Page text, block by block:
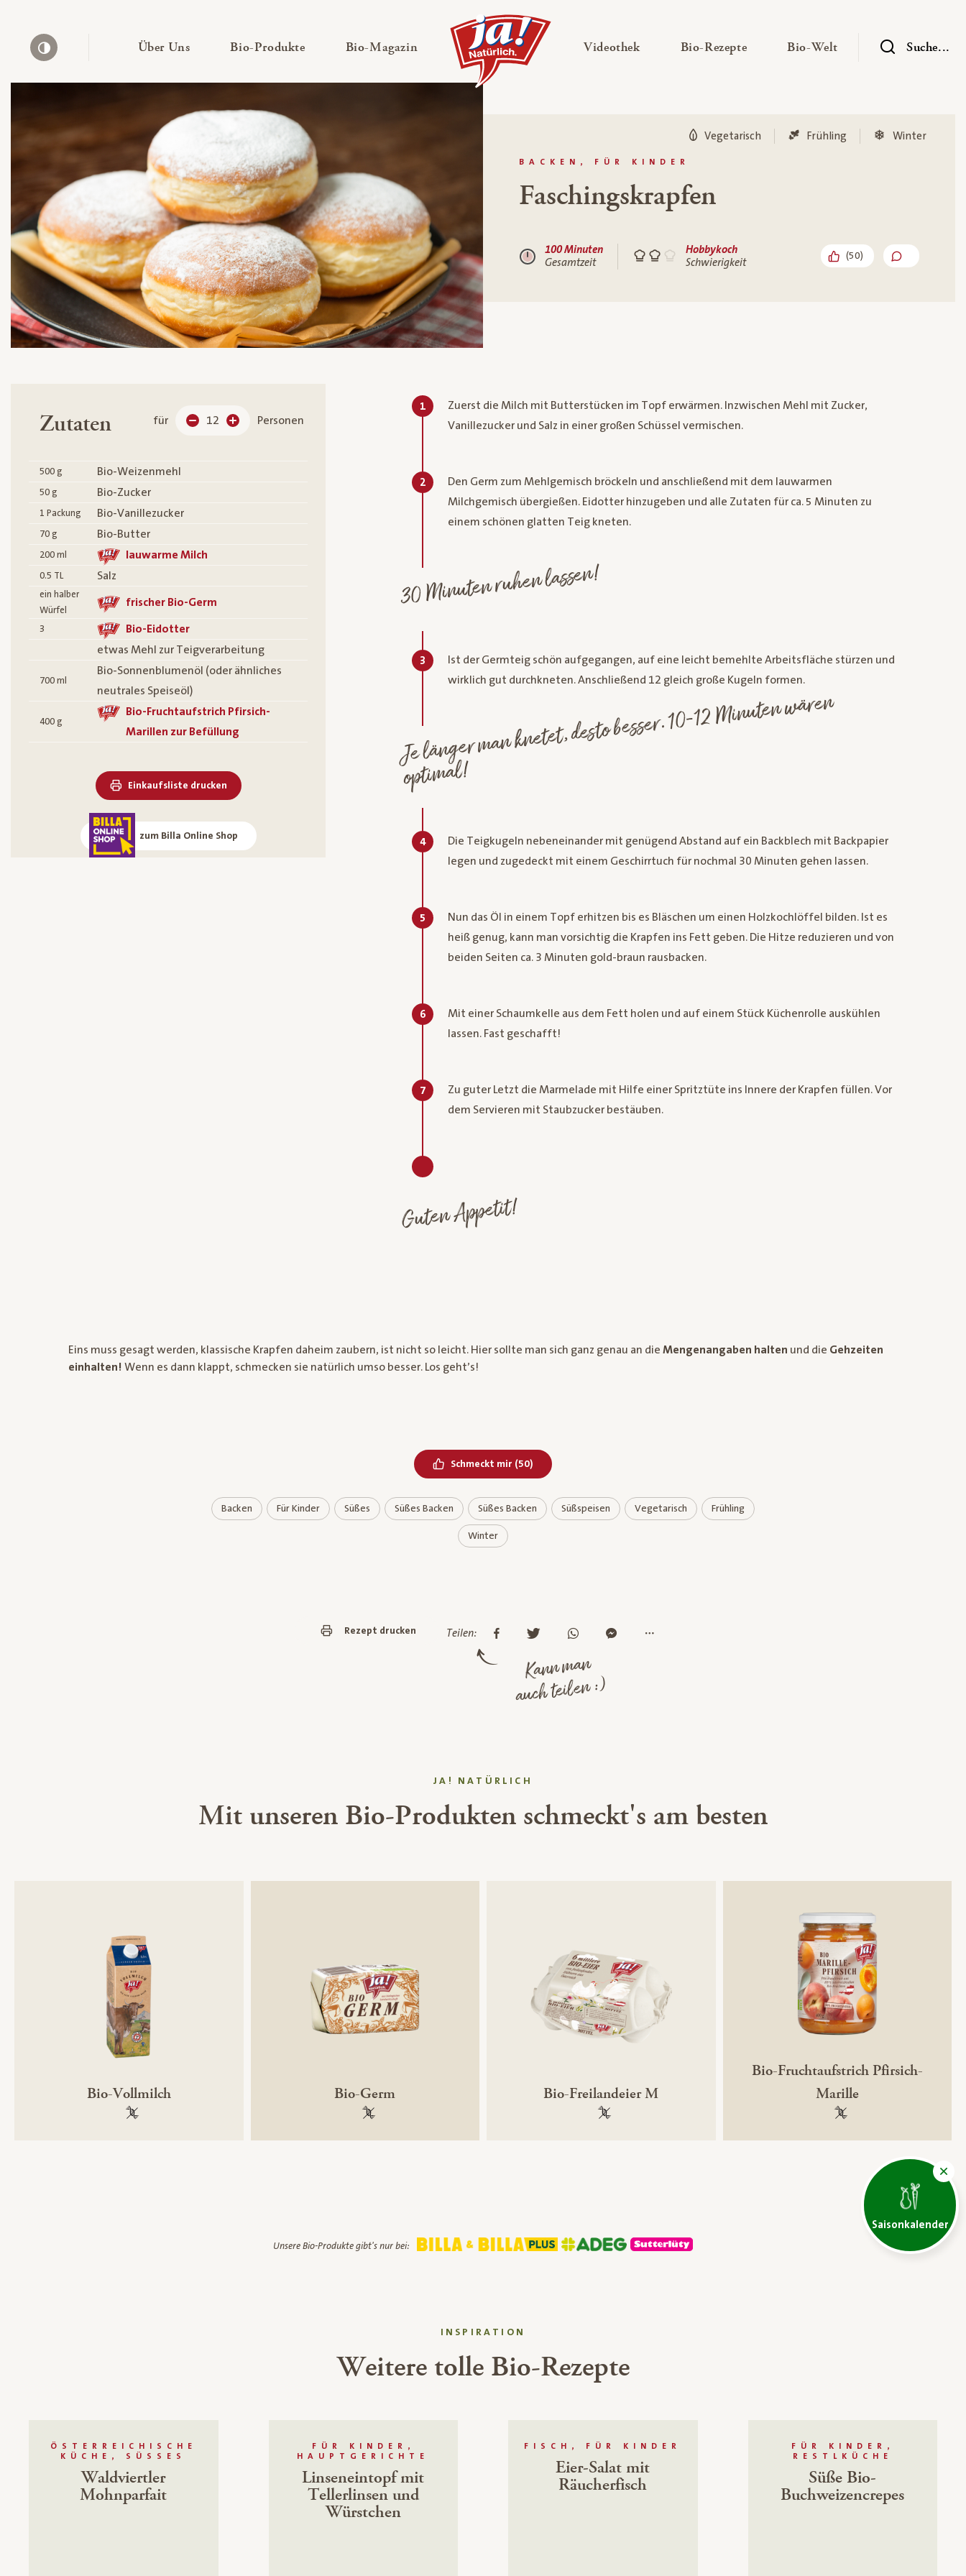
Über Uns— Untermenü ausklappen
Bio-Produkte— Untermenü ausklappen
Bio-Magazin — Untermenü ausklappen Videothek— Untermenü ausklappen
Bio-Rezepte— Untermenü ausklappen
Bio-Welt — UntermenüSuche...
Saisonkalender
BACKEN, FÜR KINDER
Vegetarisch Frühling Winter
Faschingskrapfen
100 Minuten
Gesamtzeit
Hobbykoch
Schwierigkeit
(50)
Zutaten für 12 Personen
500 g Bio-Weizenmehl
50 g Bio-Zucker
1 Packung Bio-Vanillezucker
70 g Bio-Butter
200 ml lauwarme Milch
0.5 TL Salz
ein halber
Würfel
frischer Bio-Germ
3
Bio-Eidotter
etwas Mehl zur Teigverarbeitung
700 ml
Bio-Sonnenblumenöl (oder ähnliches
neutrales Speiseöl)
400 g
Bio-Fruchtaufstrich Pfirsich-
Marillen zur Befüllung
Einkaufsliste drucken
zum Billa Online Shop
1
Zuerst die Milch mit Butterstücken im Topf erwärmen. Inzwischen Mehl mit Zucker,
Vanillezucker und Salz in einer großen Schüssel vermischen.
2
Den Germ zum Mehlgemisch bröckeln und anschließend mit dem lauwarmen
Milchgemisch übergießen. Eidotter hinzugeben und alle Zutaten für ca. 5 Minuten zu
einem schönen glatten Teig kneten.
30 Minuten ruhen lassen!
3
Ist der Germteig schön aufgegangen, auf eine leicht bemehlte Arbeitsfläche stürzen und
wirklich gut durchkneten. Anschließend 12 gleich große Kugeln formen.
Je länger
man knetet, desto besser. 10-12
Minuten
wären
opti
mal!
4
Die Teigkugeln nebeneinander mit genügend Abstand auf ein Backblech mit Backpapier
legen und zugedeckt mit einem Geschirrtuch für nochmal 30 Minuten gehen lassen.
5
Nun das Öl in einem Topf erhitzen bis es Bläschen um einen Holzkochlöffel bilden. Ist es
heiß genug, kann man vorsichtig die Krapfen ins Fett geben. Die Hitze reduzieren und von
beiden Seiten ca. 3 Minuten gold-braun rausbacken.
6
Mit einer Schaumkelle aus dem Fett holen und auf einem Stück Küchenrolle auskühlen
lassen. Fast geschafft!
7
Zu guter Letzt die Marmelade mit Hilfe einer Spritztüte ins Innere der Krapfen füllen. Vor
dem Servieren mit Staubzucker bestäuben.
Guten Appetit!
Eins muss gesagt werden, klassische Krapfen daheim zaubern, ist nicht so leicht. Hier sollte man sich ganz genau an die Mengenangaben halten und die Gehzeiten
einhalten! Wenn es dann klappt, schmecken sie natürlich umso besser. Los geht’s!
Schmeckt mir Bereits geliked
(50)
Backen Für Kinder Süßes Süßes Backen Süßes Backen Süßspeisen Vegetarisch Frühling
Winter
Rezept drucken Teilen:
Kann man
auch teilen :)
JA! NATÜRLICH
Mit unseren Bio-Produkten schmeckt's am besten
Bio-Vollmilch
100 % gentechnikfrei
Bio-Germ
100 % gentechnikfrei
Bio-Freilandeier M
100 % gentechnikfrei
Bio-Fruchtaufstrich Pfirsich-
Marille
100 % gentechnikfrei
Unsere Bio-Produkte gibt's nur bei:
INSPIRATION
Weitere tolle Bio-Rezepte
ÖSTERREICHISCHE
KÜCHE, SÜSSES
Waldviertler
Mohnparfait
FÜR KINDER,
HAUPTGERICHTE
Linseneintopf mit
Tellerlinsen und
Würstchen
FISCH, FÜR KINDER
Eier-Salat mit
Räucherfisch
FÜR KINDER,
RESTLKÜCHE
Süße Bio-
Buchweizencrepes